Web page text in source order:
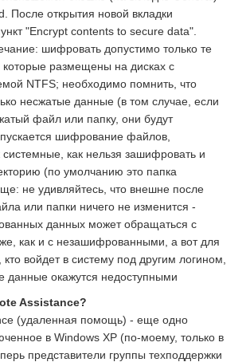
После открытия новой вкладки
"Encrypt contents to secure data".
шифровать допустимо только те
размещены на дисках с
NTFS; необходимо помнить, что
несжатые данные (в том случае, если
файл или папку, они будут
шифрование файлов,
как нельзя зашифровать и
(по умолчанию это папка
не удивляйтесь, что внешне после
или папки ничего не изменится -
данных может обращаться с
как и с незашифрованными, а вот для
кто войдет в систему под другим логином,
окажутся недоступными
Assistance?
(удаленная помощь) - еще одно
в Windows XP (по-моему, только в
представители группы техподдержки